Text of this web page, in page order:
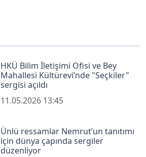
HKÜ Bilim İletişimi Ofisi ve Bey
Mahallesi Kültürevi’nde "Seçkiler"
sergisi açıldı
11.05.2026 13:45
Ünlü ressamlar Nemrut’un tanıtımı
için dünya çapında sergiler
düzenliyor